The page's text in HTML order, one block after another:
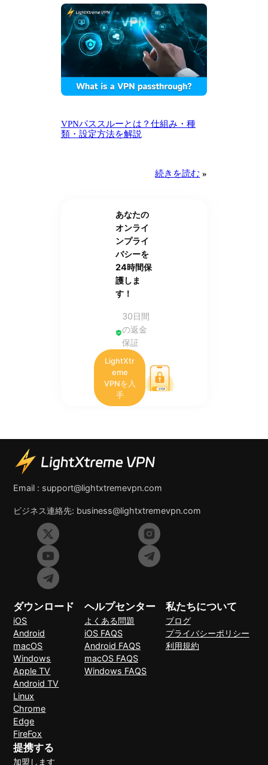
VPNパススルーとは？仕組み・種
類・設定方法を解説
続きを読む »
あなたの
オンライ
ンプライ
バシーを
24時間保
護しま
す！
30日間
の返金
保証
LightXtr
eme
VPNを入
手
Email : support@lightxtremevpn.com
ビジネス連絡先: business@lightxtremevpn.com
ダウンロード
iOS
Android
macOS
Windows
Apple TV
Android TV
Linux
Chrome
Edge
FireFox
ヘルプセンター
よくある問題
iOS FAQS
Android FAQS
macOS FAQS
Windows FAQS
私たちについて
ブログ
プライバシーポリシー
利用規約
提携する
加盟します